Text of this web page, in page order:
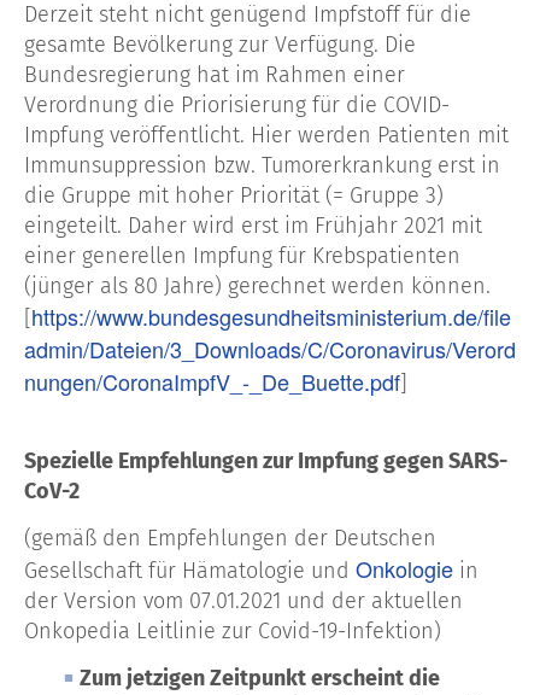
Derzeit steht nicht genügend Impfstoff für die
gesamte Bevölkerung zur Verfügung. Die
Bundesregierung hat im Rahmen einer
Verordnung die Priorisierung für die COVID-
Impfung veröffentlicht. Hier werden Patienten mit
Immunsuppression bzw. Tumorerkrankung erst in
die Gruppe mit hoher Priorität (= Gruppe 3)
eingeteilt. Daher wird erst im Frühjahr 2021 mit
einer generellen Impfung für Krebspatienten
(jünger als 80 Jahre) gerechnet werden können.
https://www.bundesgesundheitsministerium.de/file
admin/Dateien/3_Downloads/C/Coronavirus/Verord
nungen/CoronaImpfV_-_De_Buette.pdf
Spezielle Empfehlungen zur Impfung gegen SARS-
CoV-2
(gemäß den Empfehlungen der Deutschen
Gesellschaft für Hämatologie und Onkologie in
der Version vom 07.01.2021 und der aktuellen
Onkopedia Leitlinie zur Covid-19-Infektion)
Zum jetzigen Zeitpunkt erscheint die